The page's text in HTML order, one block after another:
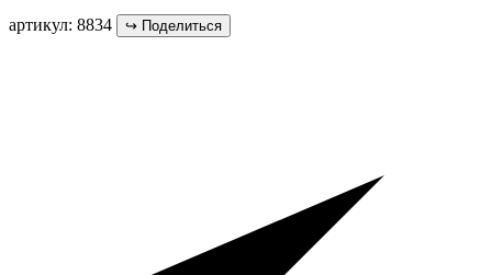
артикул: 8834 ↪ Поделиться